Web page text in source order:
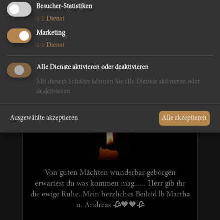
Franz Künig mit Familie
Von guten Mächten wunderbar geborgen
erwartest du was kommen mag...... Herr gib ihr
die ewige Ruhe..Mein herzliches Beileid lb Martha
u. Andreas 🥀🖤🖤🥀
Besucher-Statistiken
↓ 1 Dienst
Marketing
↓ 1 Dienst
Alle Dienste aktivieren oder deaktivieren
Mit diesem Schalter können Sie alle Dienste aktivieren oder
deaktivieren.
Ausgewählte akzeptieren Alle akzeptieren